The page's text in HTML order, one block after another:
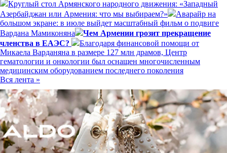
Круглый стол Армянского народного движения: «Западный
Азербайджан или Армения: что мы выбираем?»
Аварайр на
большом экране: в июле выйдет масштабный фильм о подвиге
Вардана Мамиконяна
Чем Армении грозит прекращение
членства в ЕАЭС?
Благодаря финансовой помощи от
Микаела Варданяна в размере 127 млн драмов, Центр
гематологии и онкологии был оснащен многочисленным
медицинским оборудованием последнего поколения
Вся лента »